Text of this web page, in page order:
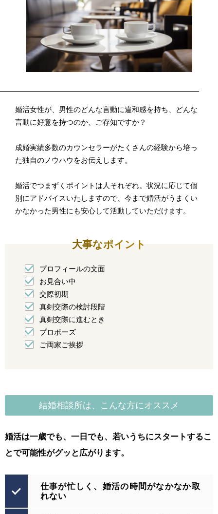
婚活女性が、男性のどんな言動に違和感を持ち、どんな
言動に好意を持つのか、ご存知ですか？
成婚実績多数のカウンセラーがたくさんの経験から培っ
た独自のノウハウをお伝えします。
婚活でつまずくポイントは人それぞれ。状況に応じて個
別にアドバイスいたしますので、今まで婚活がうまくい
かなかった男性にも安心して活動していただけます。
大事なポイント
プロフィールの文面
お見合い中
交際初期
真剣交際の検討段階
真剣交際に進むとき
プロポーズ
ご両家ご挨拶
結婚相談所は、こんな方にオススメ
婚活は一歳でも、一日でも、若いうちにスタートするこ
とで可能性がグッと広がります。
仕事が忙しく、婚活の時間がなかなか取
れない